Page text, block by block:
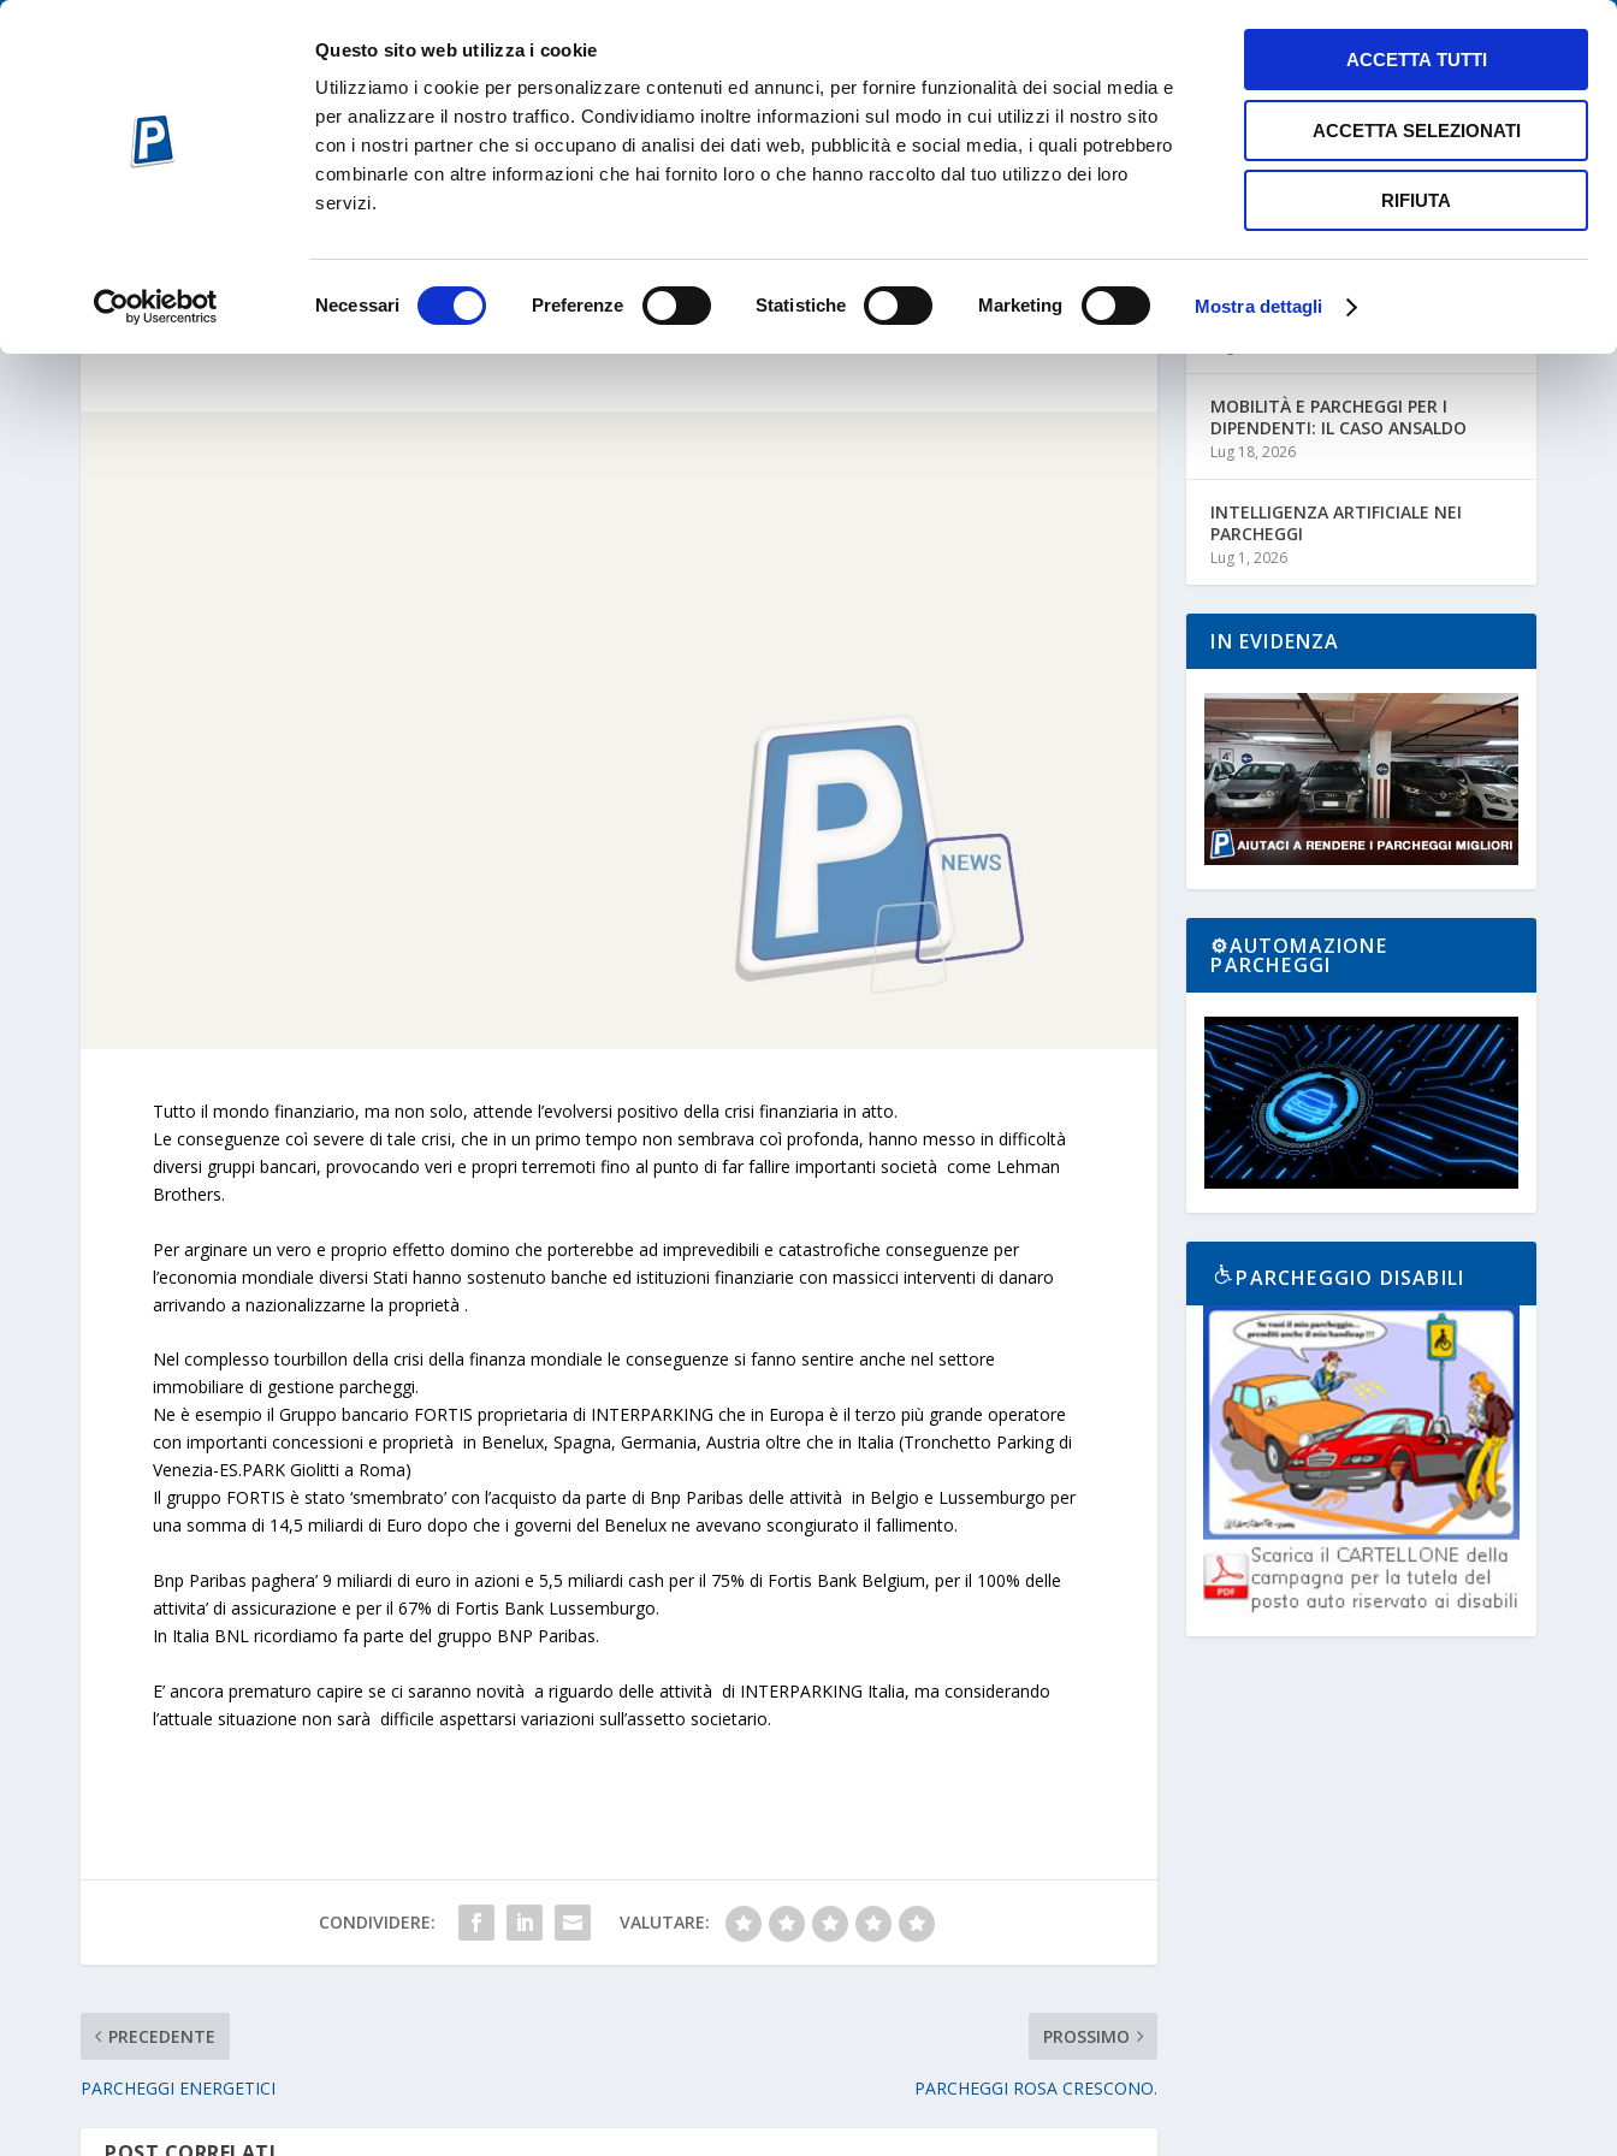
Questo sito web utilizza i cookie
Utilizziamo i cookie per personalizzare contenuti ed annunci, per fornire funzionalità dei social media e
per analizzare il nostro traffico. Condividiamo inoltre informazioni sul modo in cui utilizzi il nostro sito
con i nostri partner che si occupano di analisi dei dati web, pubblicità e social media, i quali potrebbero
combinarle con altre informazioni che hai fornito loro o che hanno raccolto dal tuo utilizzo dei loro
servizi.
Necessari Preferenze Statistiche Marketing Mostra dettagli
ACCETTA TUTTI
ACCETTA SELEZIONATI
RIFIUTA
MAPPE PARCHEGGI CONTATTI
PARCHEGGI
Ott 8, 2008 Dal Mondo|
Tutto il mondo finanziario, ma non solo, attende l’evolversi positivo della crisi finanziaria in atto.
Le conseguenze coì severe di tale crisi, che in un primo tempo non sembrava coì profonda, hanno messo in difficoltà
diversi gruppi bancari, provocando veri e propri terremoti fino al punto di far fallire importanti società come Lehman
Brothers.
Per arginare un vero e proprio effetto domino che porterebbe ad imprevedibili e catastrofiche conseguenze per
l’economia mondiale diversi Stati hanno sostenuto banche ed istituzioni finanziarie con massicci interventi di danaro
arrivando a nazionalizzarne la proprietà .
Nel complesso tourbillon della crisi della finanza mondiale le conseguenze si fanno sentire anche nel settore
immobiliare di gestione parcheggi.
Ne è esempio il Gruppo bancario FORTIS proprietaria di INTERPARKING che in Europa è il terzo più grande operatore
con importanti concessioni e proprietà in Benelux, Spagna, Germania, Austria oltre che in Italia (Tronchetto Parking di
Venezia-ES.PARK Giolitti a Roma)
Il gruppo FORTIS è stato ‘smembrato’ con l’acquisto da parte di Bnp Paribas delle attività in Belgio e Lussemburgo per
una somma di 14,5 miliardi di Euro dopo che i governi del Benelux ne avevano scongiurato il fallimento.
Bnp Paribas paghera’ 9 miliardi di euro in azioni e 5,5 miliardi cash per il 75% di Fortis Bank Belgium, per il 100% delle
attivita’ di assicurazione e per il 67% di Fortis Bank Lussemburgo.
In Italia BNL ricordiamo fa parte del gruppo BNP Paribas.
E’ ancora prematuro capire se ci saranno novità a riguardo delle attività di INTERPARKING Italia, ma considerando
l’attuale situazione non sarà difficile aspettarsi variazioni sull’assetto societario.
CONDIVIDERE: VALUTARE:
PRECEDENTE
PARCHEGGI ENERGETICI
PROSSIMO
PARCHEGGI ROSA CRESCONO.
ULTIME NEWS
MOBILITÀ AZIENDALE E PARCHEGGI
MOBILITÀ E PARCHEGGI PER I
DIPENDENTI: IL CASO ANSALDO
Lug 18, 2026
INTELLIGENZA ARTIFICIALE NEI
PARCHEGGI
Lug 1, 2026
IN EVIDENZA
⚙️AUTOMAZIONE
PARCHEGGI
PARCHEGGIO DISABILI